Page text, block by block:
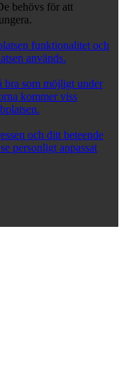
behövs för att
funktionalitet och
används.
bra som möjligt under
kommer viss
och ditt beteende
personligt anpassat